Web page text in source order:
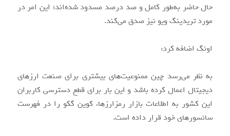
حال حاضر به‌طور کامل و صد درصد مسدود شده‌اند؛ این امر در
مورد تریدینگ ویو نیز صدق می‌کند.
اونگ اضافه کرد:
به نظر می‌رسد چین ممنوعیت‌های بیشتری برای صنعت ارزهای
دیجیتال اعمال کرده باشد و این بار برای قطع دسترسی کاربران
این کشور به اطلاعات بازار رمزارزها، کوین گکو را در فهرست
سانسورهای خود قرار داده است.